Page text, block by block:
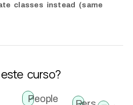
classes instead (same
curso?
People